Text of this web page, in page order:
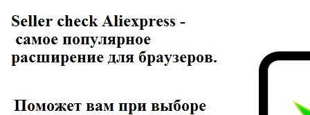
Ответить
Олеся и Валентин Тишелович
не могу отследить товар с Али, не отслеживается